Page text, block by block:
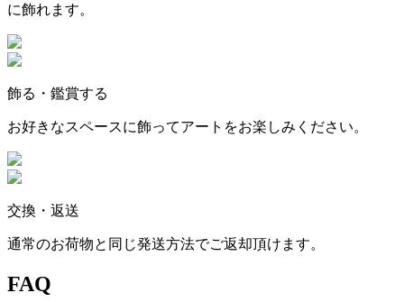
に飾れます。
飾る・鑑賞する
お好きなスペースに飾ってアートをお楽しみください。
交換・返送
通常のお荷物と同じ発送方法でご返却頂けます。
FAQ